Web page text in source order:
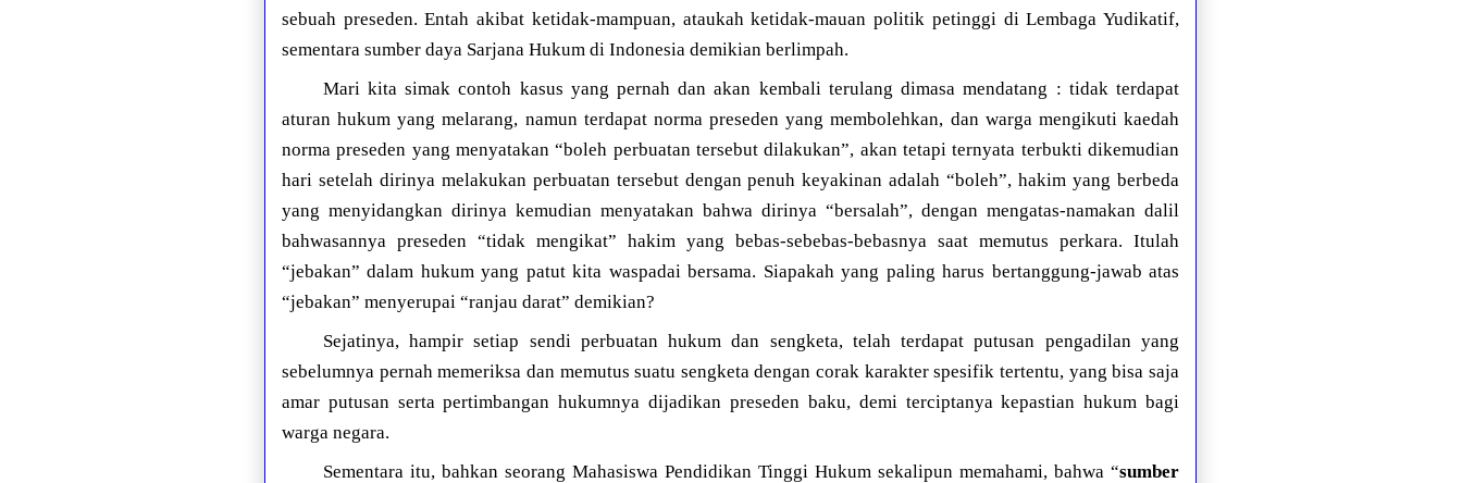
sebuah preseden. Entah akibat ketidak-mampuan, ataukah ketidak-mauan politik petinggi di Lembaga Yudikatif,
sementara sumber daya Sarjana Hukum di Indonesia demikian berlimpah.
Mari kita simak contoh kasus yang pernah dan akan kembali terulang dimasa mendatang : tidak terdapat
aturan hukum yang melarang, namun terdapat norma preseden yang membolehkan, dan warga mengikuti kaedah
norma preseden yang menyatakan “boleh perbuatan tersebut dilakukan”, akan tetapi ternyata terbukti dikemudian
hari setelah dirinya melakukan perbuatan tersebut dengan penuh keyakinan adalah “boleh”, hakim yang berbeda
yang menyidangkan dirinya kemudian menyatakan bahwa dirinya “bersalah”, dengan mengatas-namakan dalil
bahwasannya preseden “tidak mengikat” hakim yang bebas-sebebas-bebasnya saat memutus perkara. Itulah
“jebakan” dalam hukum yang patut kita waspadai bersama. Siapakah yang paling harus bertanggung-jawab atas
“jebakan” menyerupai “ranjau darat” demikian?
Sejatinya, hampir setiap sendi perbuatan hukum dan sengketa, telah terdapat putusan pengadilan yang
sebelumnya pernah memeriksa dan memutus suatu sengketa dengan corak karakter spesifik tertentu, yang bisa saja
amar putusan serta pertimbangan hukumnya dijadikan preseden baku, demi terciptanya kepastian hukum bagi
warga negara.
Sementara itu, bahkan seorang Mahasiswa Pendidikan Tinggi Hukum sekalipun memahami, bahwa “sumber